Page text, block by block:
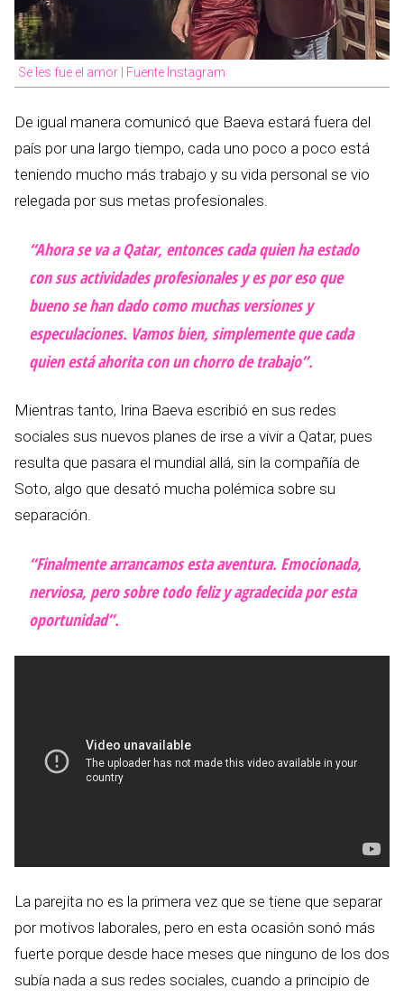
Se les fue el amor | Fuente Instagram
De igual manera comunicó que Baeva estará fuera del
país por una largo tiempo, cada uno poco a poco está
teniendo mucho más trabajo y su vida personal se vio
relegada por sus metas profesionales.
“Ahora se va a Qatar, entonces cada quien ha estado
con sus actividades profesionales y es por eso que
bueno se han dado como muchas versiones y
especulaciones. Vamos bien, simplemente que cada
quien está ahorita con un chorro de trabajo”.
Mientras tanto, Irina Baeva escribió en sus redes
sociales sus nuevos planes de irse a vivir a Qatar, pues
resulta que pasara el mundial allá, sin la compañía de
Soto, algo que desató mucha polémica sobre su
separación.
“Finalmente arrancamos esta aventura. Emocionada,
nerviosa, pero sobre todo feliz y agradecida por esta
oportunidad”.
La parejita no es la primera vez que se tiene que separar
por motivos laborales, pero en esta ocasión sonó más
fuerte porque desde hace meses que ninguno de los dos
subía nada a sus redes sociales, cuando a principio de